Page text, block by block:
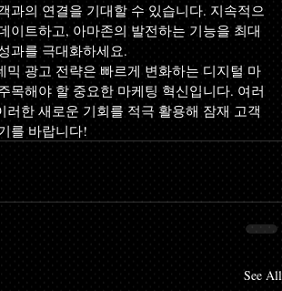
과의 연결을 기대할 수 있습니다. 지속적으
이트하고, 아마존의 발전하는 기능을 최대
과를 극대화하세요.
믹 광고 전략은 빠르게 변화하는 디지털 마
목해야 할 중요한 마케팅 혁신입니다. 여러
러한 새로운 기회를 적극 활용해 잠재 고객
를 바랍니다!
See All